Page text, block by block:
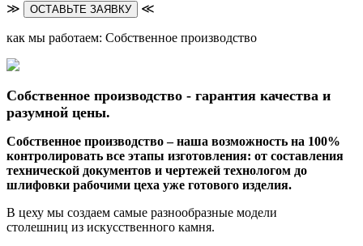
≫ ОСТАВЬТЕ ЗАЯВКУ ≪
как мы работаем: Собственное производство
Собственное производство - гарантия качества и
разумной цены.
Собственное производство – наша возможность на 100%
контролировать все этапы изготовления: от составления
технической документов и чертежей технологом до
шлифовки рабочими цеха уже готового изделия.
В цеху мы создаем самые разнообразные модели
столешниц из искусственного камня.